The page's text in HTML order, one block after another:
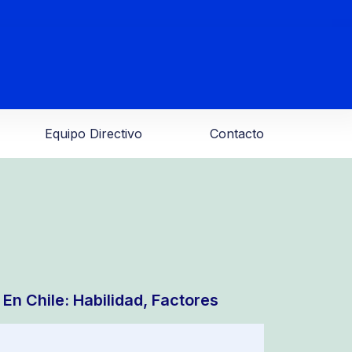
Equipo Directivo Contacto
Chile: Habilidad, Factores